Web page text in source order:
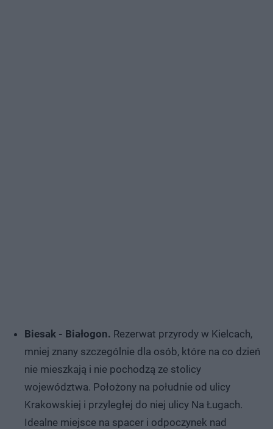
Biesak - Białogon. Rezerwat przyrody w Kielcach,
mniej znany szczególnie dla osób, które na co dzień
nie mieszkają i nie pochodzą ze stolicy
województwa. Położony na południe od ulicy
Krakowskiej i przyległej do niej ulicy Na Ługach.
Idealne miejsce na spacer i odpoczynek nad